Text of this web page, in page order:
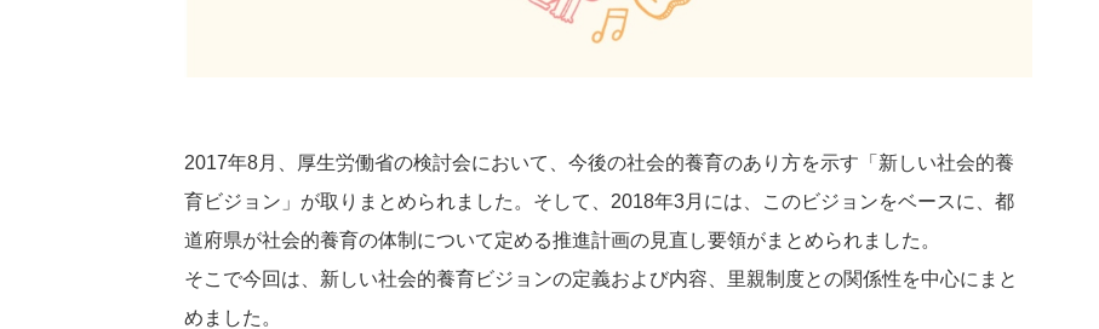
2017年8月、厚生労働省の検討会において、今後の社会的養育のあり方を示す「新しい社会的養
育ビジョン」が取りまとめられました。そして、2018年3月には、このビジョンをベースに、都
道府県が社会的養育の体制について定める推進計画の見直し要領がまとめられました。
そこで今回は、新しい社会的養育ビジョンの定義および内容、里親制度との関係性を中心にまと
めました。